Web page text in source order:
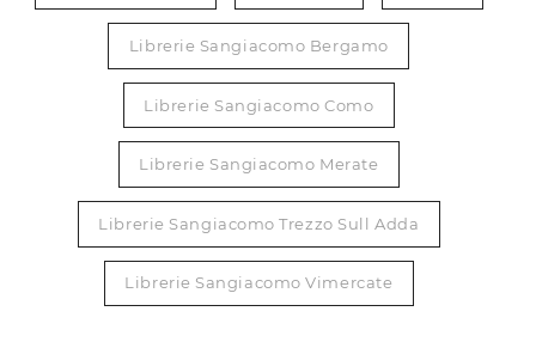
Librerie Sangiacomo Bergamo
Librerie Sangiacomo Como
Librerie Sangiacomo Merate
Librerie Sangiacomo Trezzo Sull Adda
Librerie Sangiacomo Vimercate